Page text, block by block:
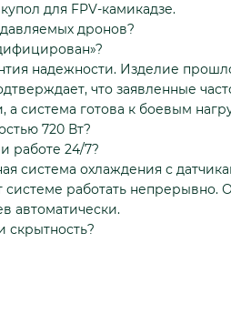
для FPV-камикадзе.
дронов?
надежности. Изделие
что заявленные
а система готова к боевым
720 Вт?
работе 24/7?
система охлаждения с
работать непрерывно.
автоматически.
скрытность?